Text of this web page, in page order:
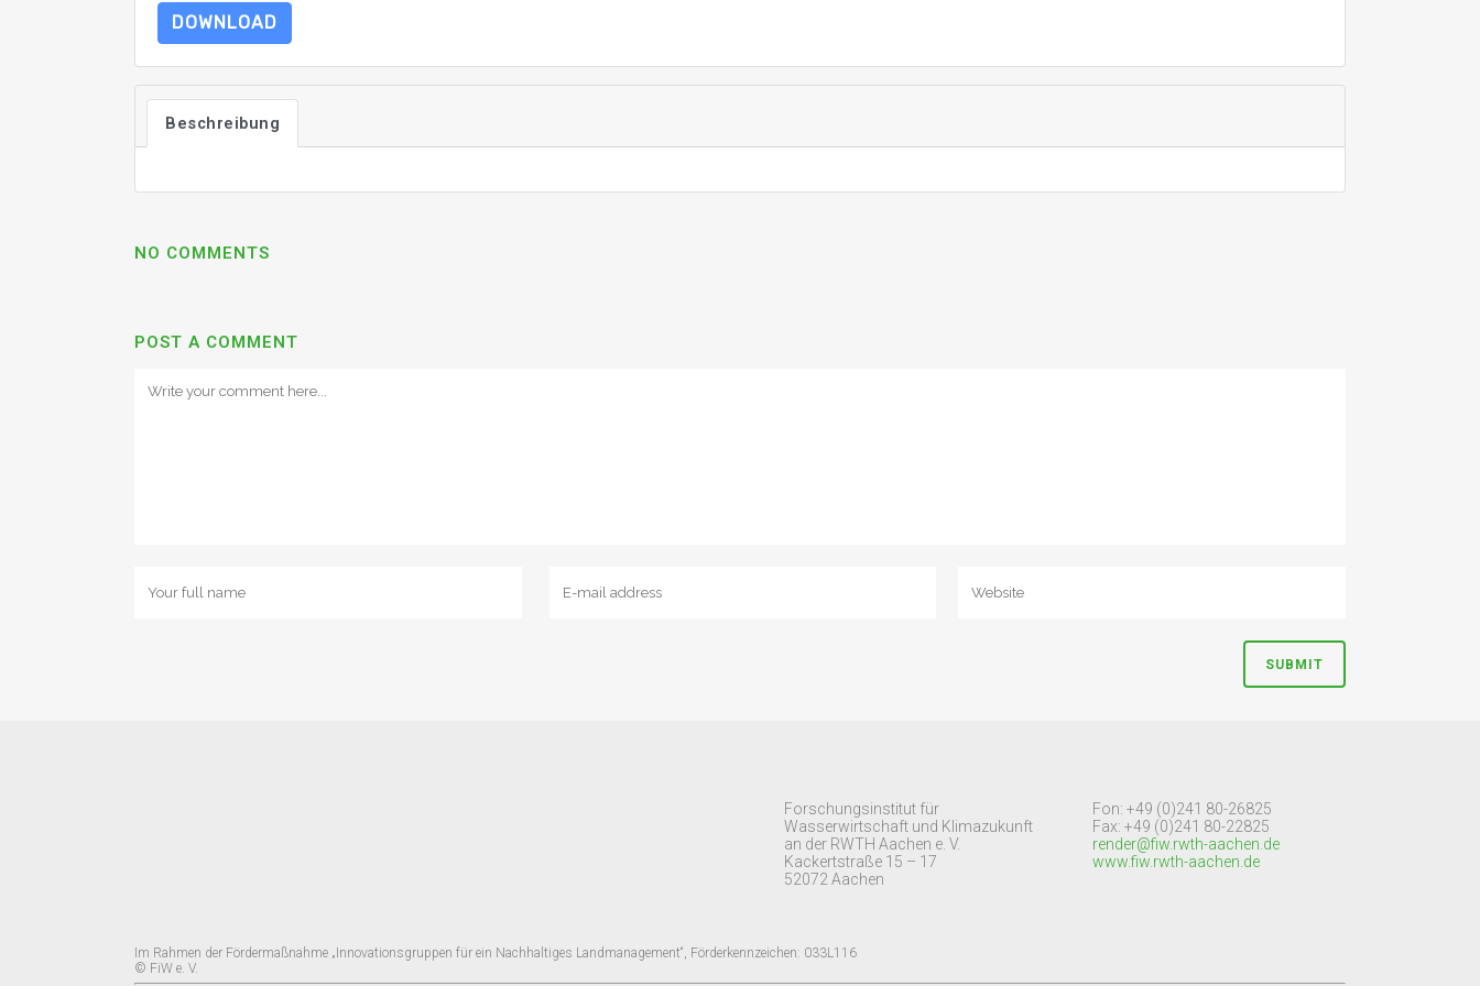
DOWNLOAD
Beschreibung
NO COMMENTS
POST A COMMENT
Forschungsinstitut für
Wasserwirtschaft und Klimazukunft
an der RWTH Aachen e. V.
Kackertstraße 15 – 17
52072 Aachen
Fon: +49 (0)241 80-26825
Fax: +49 (0)241 80-22825
render@fiw.rwth-aachen.de
www.fiw.rwth-aachen.de
Im Rahmen der Fördermaßnahme „Innovationsgruppen für ein Nachhaltiges Landmanagement“, Förderkennzeichen: 033L116
© FiW e. V.